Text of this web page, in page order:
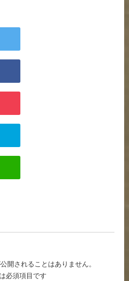
開されることはありません。
必須項目です